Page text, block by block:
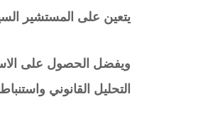
يتعين على المستشير
ويفضل الحصول على
التحليل القانوني